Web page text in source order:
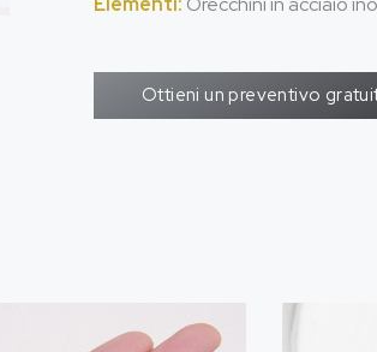
Ottieni un preventivo